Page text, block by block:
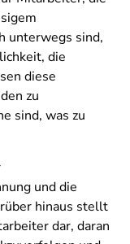
unterwegs sind,
die
diese
zu
sind, was zu
und die
hinaus stellt
dar, daran